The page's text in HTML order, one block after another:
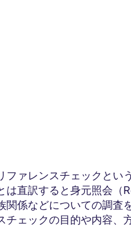
ファレンスチェックとい
は直訳すると身元照会（
関係などについての調査
チェックの目的や内容、